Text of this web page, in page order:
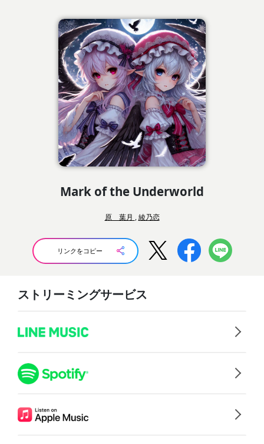
Mark of the Underworld
原 葉月 ,綾乃恋
リンクをコピー
ストリーミングサービス